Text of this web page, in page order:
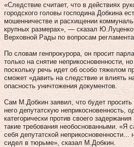
«Следствие считает, что в действиях
городского головы господина Добкина
мошенничестве и расхищении
крупных размерах», — сказал Ю.Луценко
Верховной Рады по вопросам
По словам генпрокурора, он просит
только на снятие неприкосновенности,
поскольку речь идет об особо тяжелом
сможет «давить на следствие и влиять
опасность уничтожения документов.
Сам М.Добкин заявил, что будет
него депутатскую неприкосновенность,
категорически против своего
такие требования необоснованными. «Я
себя депутатской
сидел в тюрьме», сказал М.Добкин.